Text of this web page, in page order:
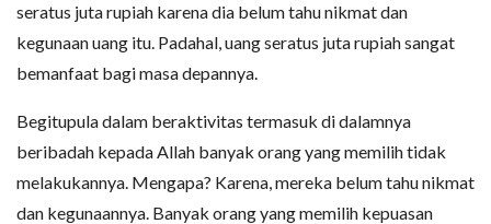
seratus juta rupiah karena dia belum tahu nikmat dan
kegunaan uang itu. Padahal, uang seratus juta rupiah sangat
bemanfaat bagi masa depannya.
Begitupula dalam beraktivitas termasuk di dalamnya
beribadah kepada Allah banyak orang yang memilih tidak
melakukannya. Mengapa? Karena, mereka belum tahu nikmat
dan kegunaannya. Banyak orang yang memilih kepuasan